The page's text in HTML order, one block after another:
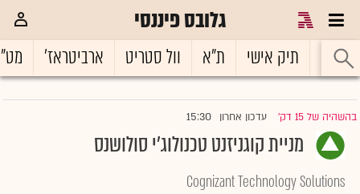
גלובס פיננסי
ראשי תיק אישי ת"א וול סטריט ארביטראז'
בהשהיה של 15 דק' |עדכון אחרון 15:30
מניית קוגניזנט טכנולוג'י סולושנס
Cognizant Technology Solutions